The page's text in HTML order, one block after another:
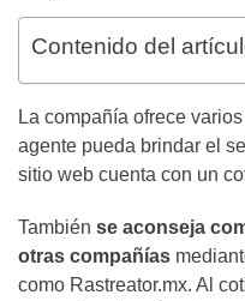
Contenido del
La compañía ofrece
agente pueda brindar el
sitio web cuenta con un
También se aconseja
otras compañías
como Rastreator.mx. Al